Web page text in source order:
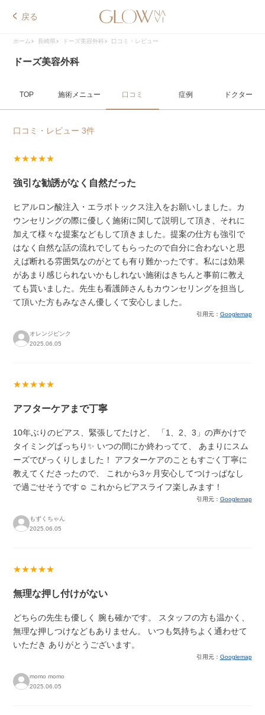
戻る
ホーム 長崎県 ドーズ美容外科 口コミ・レビュー
ドーズ美容外科
TOP 施術メニュー 口コミ 症例 ドクター
口コミ・レビュー 3件
★★★★★
強引な勧誘がなく自然だった
ヒアルロン酸注入・エラボトックス注入をお願いしました。カ
ウンセリングの際に優しく施術に関して説明して頂き、それに
加えて様々な提案などもして頂きました。提案の仕方も強引で
はなく自然な話の流れでしてもらったので自分に合わないと思
えば断れる雰囲気なのがとても有り難かったです。私には効果
があまり感じられないかもしれない施術はきちんと事前に教え
ても貰いました。先生も看護師さんもカウンセリングを担当し
て頂いた方もみなさん優しくて安心しました。
引用元： Googlemap
オレンジピンク
2025.06.05
★★★★★
アフターケアまで丁寧
10年ぶりのピアス、緊張してたけど、 「1、2、3」の声かけで
タイミングばっちり✨ いつの間にか終わってて、 あまりにスム
ーズでびっくりしました！ アフターケアのこともすごく丁寧に
教えてくださったので、 これから3ヶ月安心してつけっぱなし
で過ごせそうです☺️ これからピアスライフ楽しみます！
引用元： Googlemap
もずくちゃん
2025.06.05
★★★★★
無理な押し付けがない
どちらの先生も優しく 腕も確かです。 スタッフの方も温かく、
無理な押しつけなどもありません。 いつも気持ちよく通わせて
いただき ありがとうございます。
引用元： Googlemap
momo momo
2025.06.05